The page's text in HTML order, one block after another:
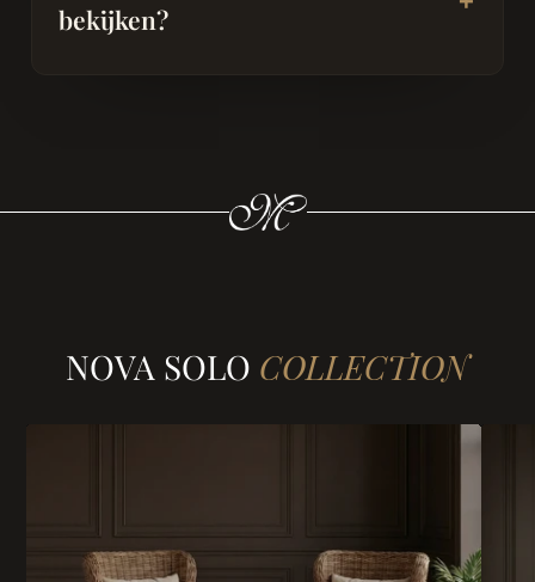
bekijken?
NOVA SOLO COLLECTION